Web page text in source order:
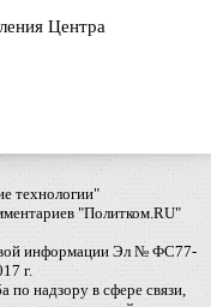
Центра
технологии"
"Политком.RU"
информации Эл № ФС77-
г.
надзору в сфере связи,